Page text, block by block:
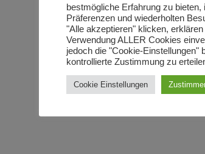
bestmögliche Erfahrung zu
Präferenzen und wiederholten
"Alle akzeptieren" klicken,
Verwendung ALLER Cookies
jedoch die "Cookie-Einstellungen"
kontrollierte Zustimmung zu
Cookie Einstellungen